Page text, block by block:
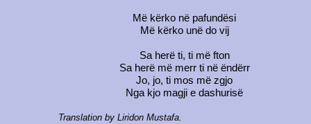
Më kërko në pafundësi
Më kërko unë do vij
Sa herë ti, ti më fton
Sa herë më merr ti në ëndërr
Jo, jo, ti mos më zgjo
Nga kjo magji e dashurisë
Translation by Liridon Mustafa.